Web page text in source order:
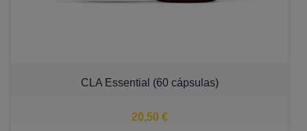
CLA Essential (60 cápsulas)
20,50 €